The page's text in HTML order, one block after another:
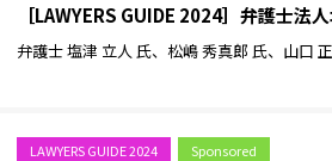
［LAWYERS GUIDE 2024］弁護士法
弁護士 塩津 立人 氏、松嶋 秀真郎 氏、山口
LAWYERS GUIDE 2024 Sponsored